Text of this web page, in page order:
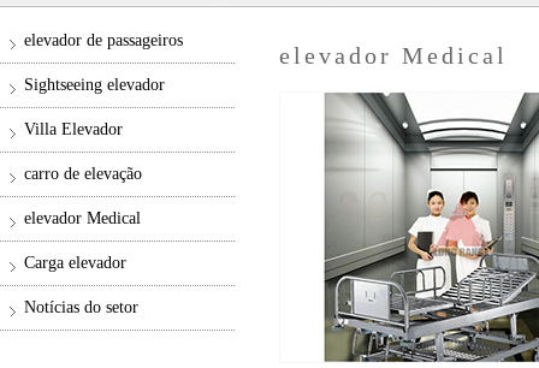
elevador de passageiros
Sightseeing elevador
Villa Elevador
carro de elevação
elevador Medical
Carga elevador
Notícias do setor
elevador Medical